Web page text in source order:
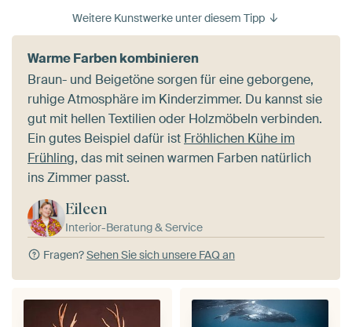
Weitere Kunstwerke unter diesem Tipp
Warme Farben kombinieren
Braun- und Beigetöne sorgen für eine geborgene,
ruhige Atmosphäre im Kinderzimmer. Du kannst sie
gut mit hellen Textilien oder Holzmöbeln verbinden.
Ein gutes Beispiel dafür ist Fröhlichen Kühe im
Frühling, das mit seinen warmen Farben natürlich
ins Zimmer passt.
Eileen
Interior-Beratung & Service
Fragen?Sehen Sie sich unsere FAQ an